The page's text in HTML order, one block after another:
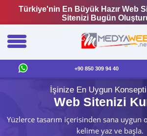
Türkiye'nin En Büyük Hazır Web
Sitenizi Bugün
+90 850 309 94 40
İşinize En Uygun
Web Sitenizi
Yüzlerce tasarım içerisinden sana uygun
kelime yaz ve başla.